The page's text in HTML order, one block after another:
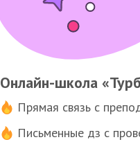
Онлайн-школа
Прямая связь с
Письменные дз с